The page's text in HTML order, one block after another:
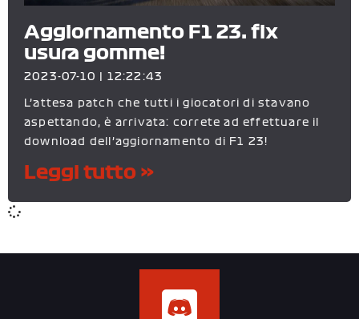
Aggiornamento F1 23: fix
usura gomme!
2023-07-10 12:22:43
L’attesa patch che tutti i giocatori di stavano
aspettando, è arrivata: correte ad effettuare il
download dell’aggiornamento di F1 23!
Leggi tutto »